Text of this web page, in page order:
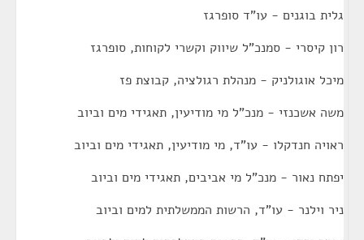
גלית בוגנים - עו"ד סופרגז
רון קיסרי - סמנכ"ל שיווק וקשרי לקוחות, סופרגז
מיכל אוגולניק - מנהלת רגולציה, קבוצת פז
משה אשכנזי - מנכ"ל מי מודיעין, תאגידי מים וביוב
ראויה חנדקלו - עו"ד, מי מודיעין, תאגידי מים וביוב
יפתח נאור - מנכ"ל מי אביבים, תאגידי מים וביוב
ניר וילנר - עו"ד, הרשות הממשלתית למים וביוב